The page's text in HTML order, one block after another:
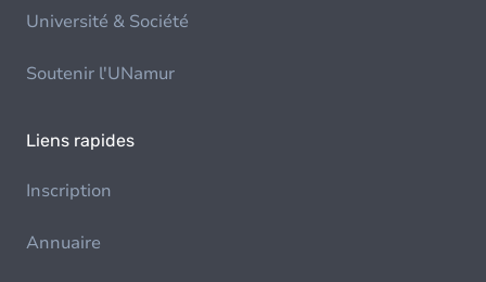
Université & Société
Soutenir l'UNamur
Liens rapides
Inscription
Annuaire